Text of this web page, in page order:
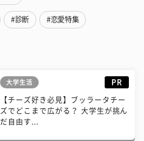
#診断 #恋愛特集
大学生活 PR
【チーズ好き必見】ブッラータチー
ズでどこまで広がる？ 大学生が挑ん
だ自由す...